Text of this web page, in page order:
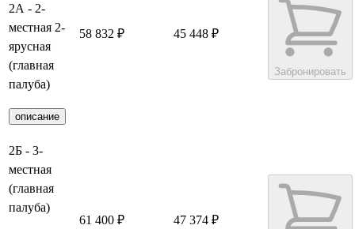
2А - 2-
местная 2-
ярусная
(главная
палуба)
описание
58 832 ₽ 45 448 ₽
Забронировать
2Б - 3-
местная
(главная
палуба)
61 400 ₽
47 374 ₽